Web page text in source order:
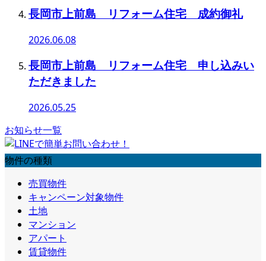
長岡市上前島 リフォーム住宅 成約御礼
2026.06.08
長岡市上前島 リフォーム住宅 申し込みい
ただきました
2026.05.25
お知らせ一覧
物件の種類
売買物件
キャンペーン対象物件
土地
マンション
アパート
賃貸物件